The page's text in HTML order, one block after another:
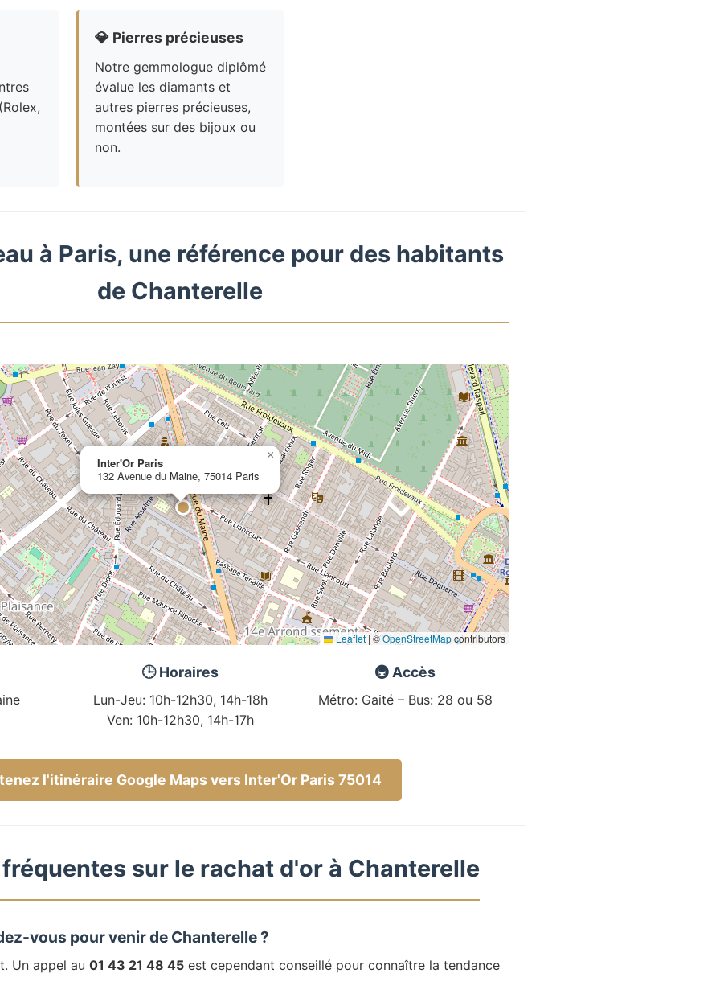
💎 Pierres précieuses
Notre gemmologue diplômé
évalue les diamants et
autres pierres précieuses,
montées sur des bijoux ou
non.
à Paris, une référence pour des habitants
de Chanterelle
Inter'Or Paris
132 Avenue du Maine, 75014 Paris
×
Leaflet | ©OpenStreetMapcontributors
🕒 Horaires
Lun-Jeu: 10h-12h30, 14h-18h
Ven: 10h-12h30, 14h-17h
🚇 Accès
Métro: Gaité – Bus: 28 ou 58
l'itinéraire Google Maps vers Inter'Or Paris 75014
sur le rachat d'or à Chanterelle
vous pour venir de Chanterelle ?
Un appel au 01 43 21 48 45 est cependant conseillé pour connaître la tendance